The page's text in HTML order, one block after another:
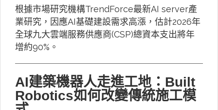
根據市場研究機構TrendForce最新AI server產
業研究，因應AI基礎建設需求高漲，估計2026年
全球九大雲端服務供應商(CSP)總資本支出將年
增約90%。
AI建築機器人走進工地：Built
Robotics如何改變傳統施工模